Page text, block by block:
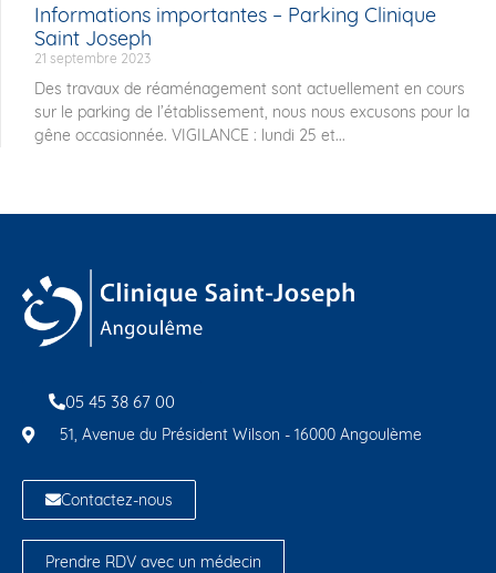
Informations importantes – Parking Clinique
Saint Joseph
21 septembre 2023
Des travaux de réaménagement sont actuellement en cours
sur le parking de l’établissement, nous nous excusons pour la
gêne occasionnée. VIGILANCE : lundi 25 et...
05 45 38 67 00
51, Avenue du Président Wilson - 16000 Angoulème
Contactez-nous
Prendre RDV avec un médecin